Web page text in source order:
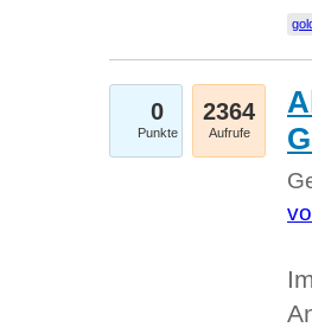
0
Punkte
2364
Aufrufe